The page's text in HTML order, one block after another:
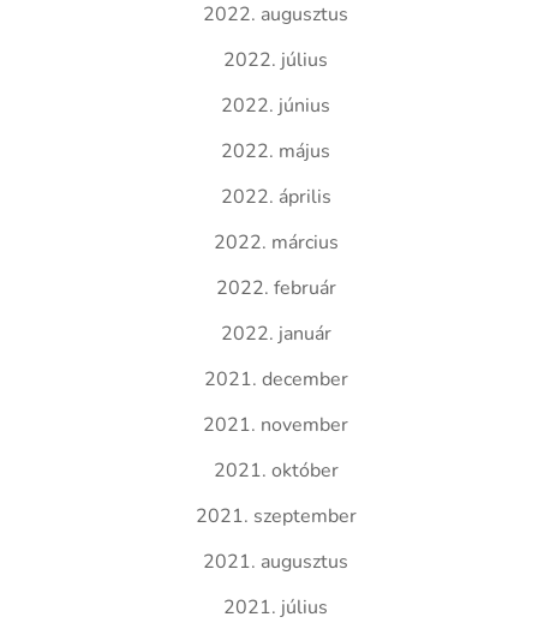
2022. augusztus
2022. július
2022. június
2022. május
2022. április
2022. március
2022. február
2022. január
2021. december
2021. november
2021. október
2021. szeptember
2021. augusztus
2021. július